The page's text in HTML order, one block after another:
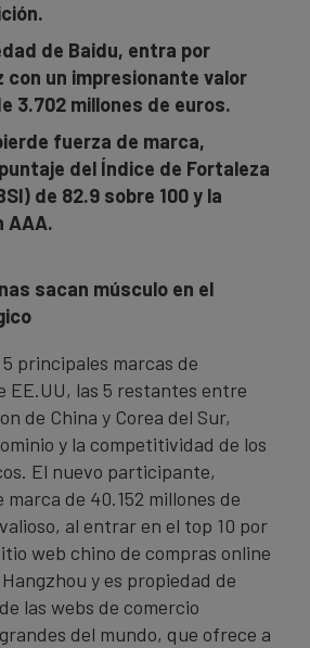
de Baidu, entra por
con un impresionante valor
3.702 millones de euros.
fuerza de marca,
del Índice de Fortaleza
de 82.9 sobre 100 y la
AAA.
sacan músculo en el
principales marcas de
EE.UU, las 5 restantes entre
de China y Corea del Sur,
y la competitividad de los
El nuevo participante,
marca de 40.152 millones de
al entrar en el top 10 por
web chino de compras online
y es propiedad de
las webs de comercio
del mundo, que ofrece a